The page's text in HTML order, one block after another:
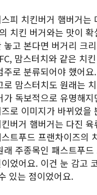
피 치킨버거 햄버거는
치킨 버거와는 맛이
놓고 본다면 버거리 크
맘스터치와 같은 치
주로 분류되어야 했어
로 맘스터치도 원래는
가 독보적으로 유명해
로 이미지가 바뀌었을
버거 햄버거는 다진
트푸드 프랜차이즈의
래 주종목인 패스트푸
었어요. 이건 눈 감고
있는 점이었어요.